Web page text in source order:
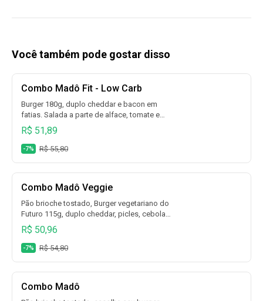
Você também pode gostar disso
Combo Madô Fit - Low Carb
Burger 180g, duplo cheddar e bacon em
fatias. Salada a parte de alface, tomate e
picles + escolha fritas + escolha bebida.
R$ 51,89
-7% R$ 55,80
Combo Madô Veggie
Pão brioche tostado, Burger vegetariano do
Futuro 115g, duplo cheddar, picles, cebola
roxa, alface e tomate (sem maionese) +
escolha fritas + escolha bebida.
R$ 50,96
-7% R$ 54,80
Combo Madô